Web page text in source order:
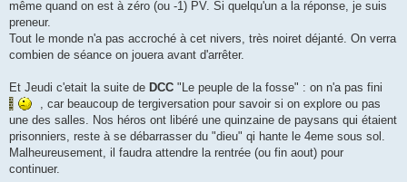
même quand on est à zéro (ou -1) PV. Si quelqu'un a la réponse, je suis
preneur.
Tout le monde n'a pas accroché à cet nivers, très noiret déjanté. On verra
combien de séance on jouera avant d'arrêter.
Et Jeudi c'etait la suite de DCC "Le peuple de la fosse" : on n'a pas fini
, car beaucoup de tergiversation pour savoir si on explore ou pas
une des salles. Nos héros ont libéré une quinzaine de paysans qui étaient
prisonniers, reste à se débarrasser du "dieu" qi hante le 4eme sous sol.
Malheureusement, il faudra attendre la rentrée (ou fin aout) pour
continuer.